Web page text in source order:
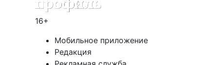
16+
Мобильное приложение
Редакция